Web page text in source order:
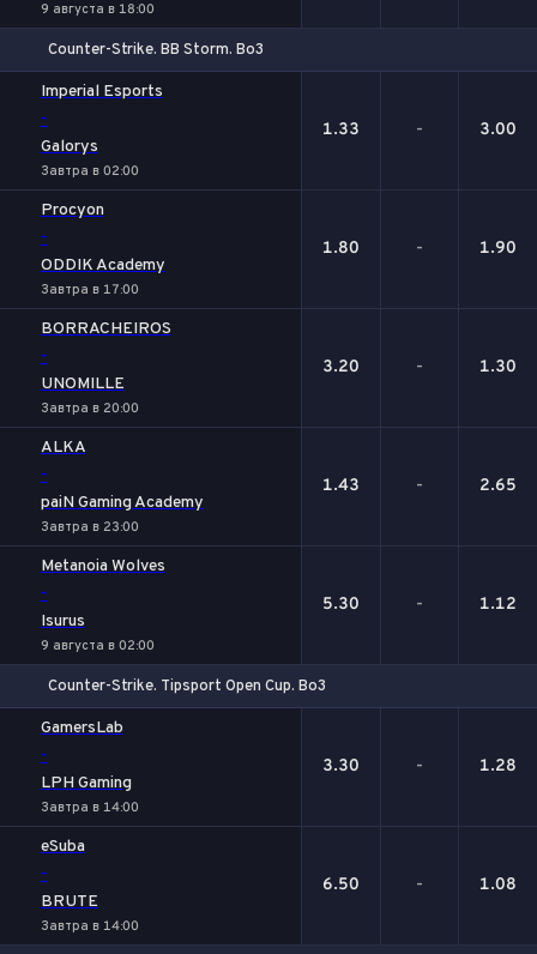
9 августа в 18:00
Counter-Strike. BB Storm. Bo3
Imperial Esports
-
Galorys
Завтра в 02:00
1.33 - 3.00
Procyon
-
ODDIK Academy
Завтра в 17:00
1.80 - 1.90
BORRACHEIROS
-
UNOMILLE
Завтра в 20:00
3.20 - 1.30
ALKA
-
paiN Gaming Academy
Завтра в 23:00
1.43 - 2.65
Metanoia Wolves
-
Isurus
9 августа в 02:00
5.30 - 1.12
Counter-Strike. Tipsport Open Cup. Bo3
GamersLab
-
LPH Gaming
Завтра в 14:00
3.30 - 1.28
eSuba
-
BRUTE
Завтра в 14:00
6.50 - 1.08